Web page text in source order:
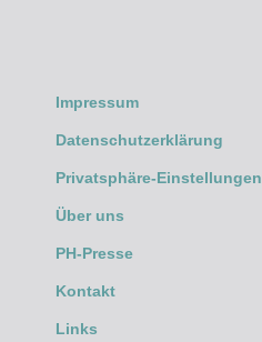
Impressum
Datenschutzerklärung
Privatsphäre-Einstellungen
Über uns
PH-Presse
Kontakt
Links